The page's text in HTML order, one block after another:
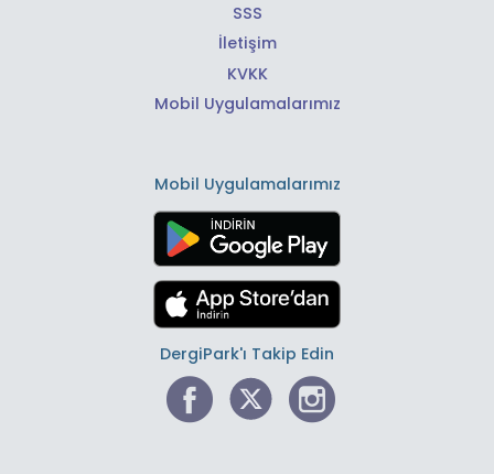
SSS
İletişim
KVKK
Mobil Uygulamalarımız
Mobil Uygulamalarımız
DergiPark'ı Takip Edin